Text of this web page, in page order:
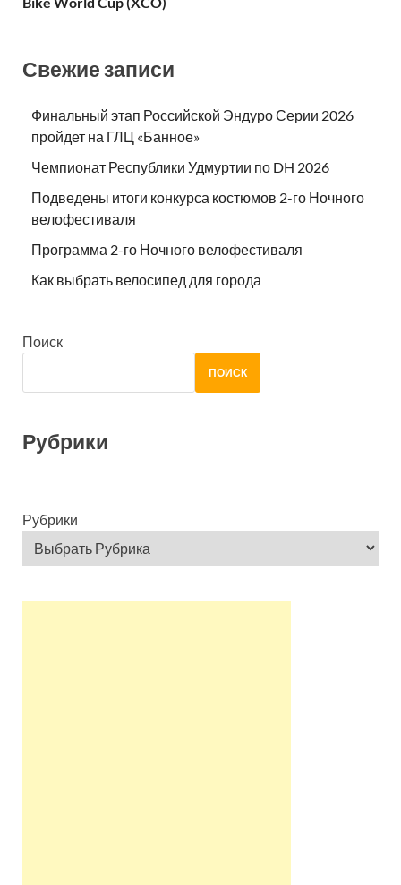
Свежие записи
Финальный этап Российской Эндуро Серии 2026
пройдет на ГЛЦ «Банное»
Чемпионат Республики Удмуртии по DH 2026
Подведены итоги конкурса костюмов 2-го Ночного
велофестиваля
Программа 2-го Ночного велофестиваля
Как выбрать велосипед для города
Поиск
ПОИСК
Рубрики
Рубрики